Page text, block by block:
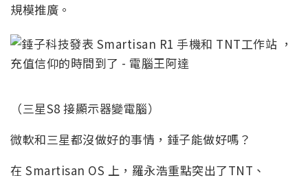
規模推廣。
（三星S8 接顯示器變電腦）
微軟和三星都沒做好的事情，錘子能做好嗎？
在 Smartisan OS 上，羅永浩重點突出了TNT、